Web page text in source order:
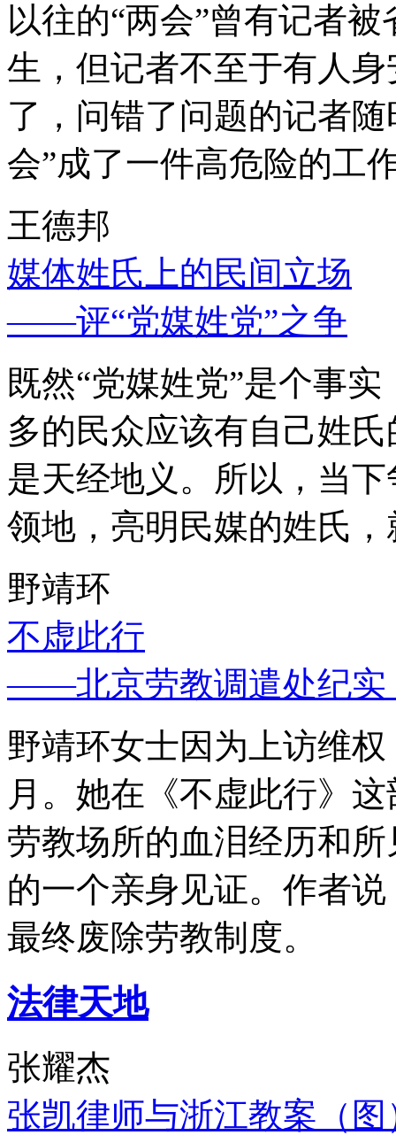
以往的“两会”曾有记者
生，但记者不至于有人
了，问错了问题的记者
会”成了一件高危险的工
王德邦
媒体姓氏上的民间立场
——评“党媒姓党”之争
既然“党媒姓党”是个事
多的民众应该有自己姓
是天经地义。所以，当
领地，亮明民媒的姓氏
野靖环
不虚此行
——北京劳教调遣处纪实
野靖环女士因为上访维
月。她在《不虚此行》
劳教场所的血泪经历和
的一个亲身见证。作者
最终废除劳教制度。
法律天地
张耀杰
张凯律师与浙江教案（图